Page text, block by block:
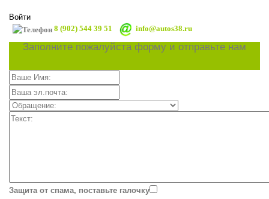
Войти
8 (902) 544 39 51
info@autos38.ru
Заполните пожалуйста форму и отправьте нам
Защита от спама, поставьте галочку